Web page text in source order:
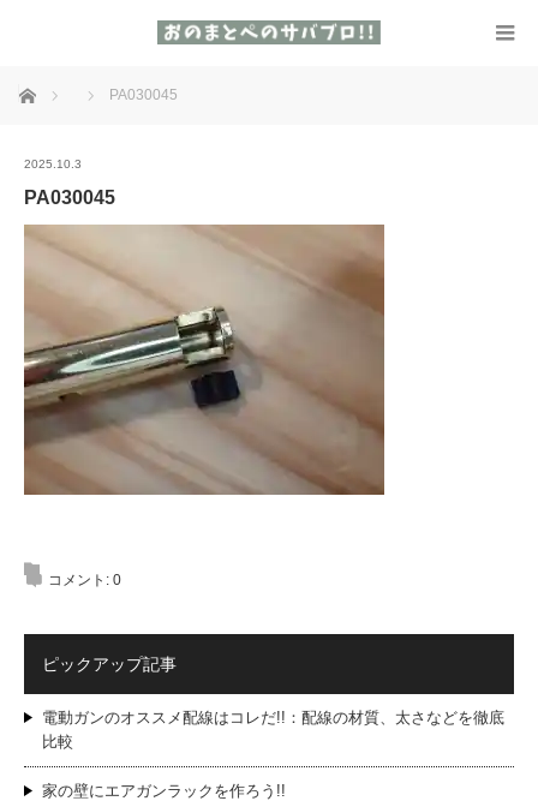
ホーム PA030045
2025.10.3
PA030045
コメント: 0
ピックアップ記事
電動ガンのオススメ配線はコレだ!!：配線の材質、太さなどを徹底
比較
家の壁にエアガンラックを作ろう!!